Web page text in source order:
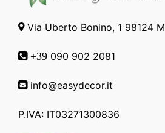
Via Uberto Bonino, 1 98124
+39 090 902 2081
info@easydecor.it
P.IVA: IT03271300836